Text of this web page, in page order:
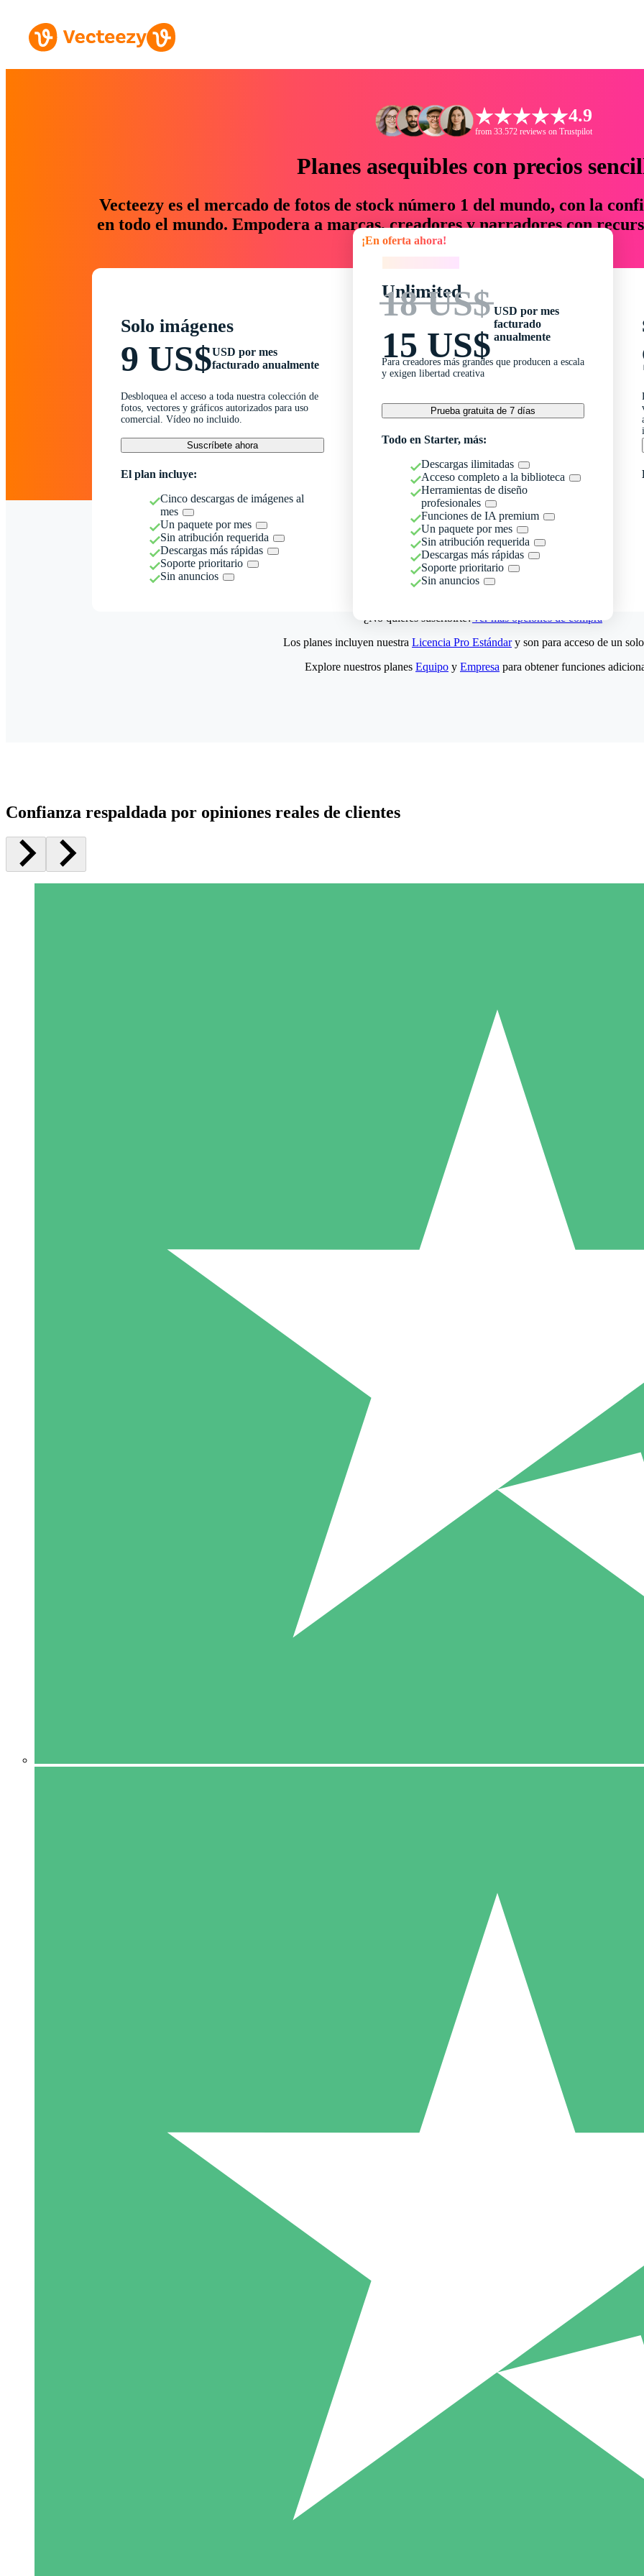
4.9
from 33.572 reviews on Trustpilot
Planes asequibles con precios
Vecteezy es el mercado de fotos de stock número 1 del mundo, con la
en todo el mundo. Empodera a marcas, creadores y narradores con
un 76 % en tiempo y presupuesto.
Solo imágenes
9 US$USD por mes
facturado anualmente
Desbloquea el acceso a toda nuestra colección de
fotos, vectores y gráficos autorizados para uso
comercial. Vídeo no incluido.
Suscríbete ahora
El plan incluye:
Cinco descargas de imágenes al
mes
Un paquete por mes
Sin atribución requerida
Descargas más rápidas
Soporte prioritario
Sin anuncios
¡En oferta ahora!
Unlimited
18 US$
15 US$
USD por mes
facturado
anualmente
Para creadores más grandes que producen a escala
y exigen libertad creativa
Prueba gratuita de 7 días
Todo en Starter, más:
Descargas ilimitadas
Acceso completo a la biblioteca
Herramientas de diseño
profesionales
Funciones de IA premium
Un paquete por mes
Sin atribución requerida
Descargas más rápidas
Soporte prioritario
Sin anuncios
¿No quieres suscribirte?Ver más opciones de compra
5 Descargas
15
Los planes incluyen nuestra Licencia Pro Estándary son para acceso de un
Explore nuestros planes Equipo y Empresa para obtener funciones
Confianza respaldada por opiniones reales de clientes